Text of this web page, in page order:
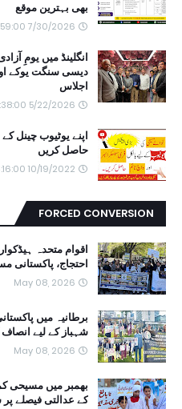
بھی بہترین موقع
7/30/2026 11:59:00 AM
دیسی سنگت یوکے
اجلاس
5/22/2026 02:38:00 PM
اپنے یوٹیوب چینل
حاصل کریں
10/19/2022 03:16:00 PM
FORCED CONVERSION
احتجاج، پاکستانی
May 08, 2026
برطانیہ میں
شہباز کے لیے انصاف
May 08, 2026
بھمبر میں مسیحی
کے عدالتی فیصلے